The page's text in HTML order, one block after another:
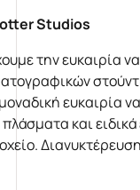
Studios
την ευκαιρία
ευκαιρία
και